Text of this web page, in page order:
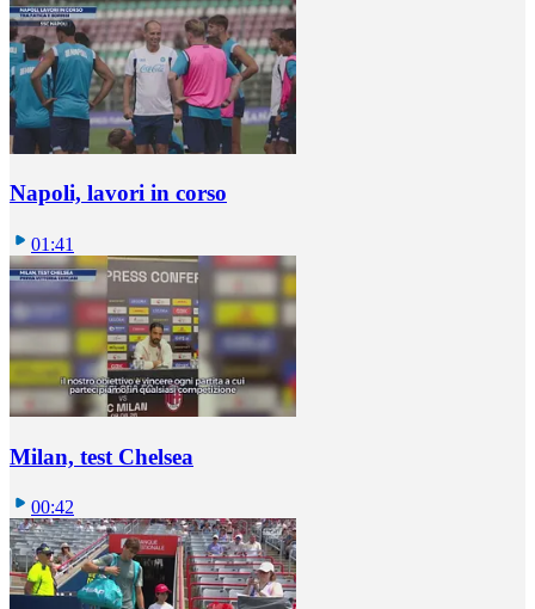
Napoli, lavori in corso
01:41
Milan, test Chelsea
00:42